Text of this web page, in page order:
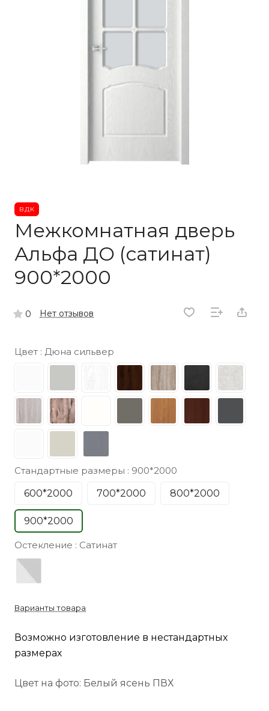
ВДК
Межкомнатная дверь
Альфа ДО (сатинат)
900*2000
0 Нет отзывов
Цвет : Дюна сильвер
Стандартные размеры : 900*2000
600*2000
700*2000 800*2000
900*2000
Остекление : Сатинат
Варианты товара
Возможно изготовление в нестандартных
размерах
Цвет на фото: Белый ясень ПВХ